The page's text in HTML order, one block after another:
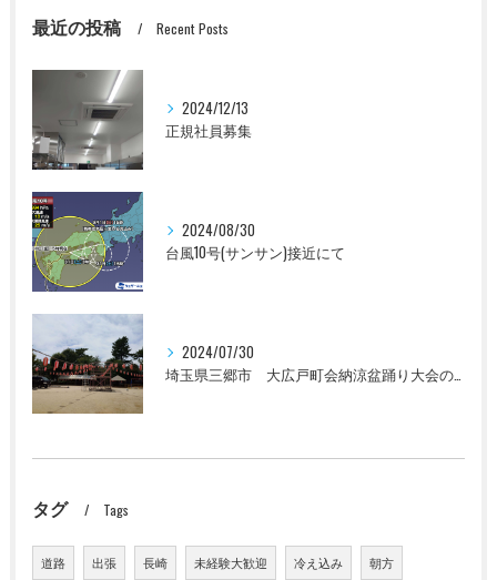
最近の投稿 Recent Posts
2024/12/13
正規社員募集
2024/08/30
台風10号(サンサン)接近にて
2024/07/30
埼玉県三郷市 大広戸町会納涼盆踊り大会のお知らせ 2024
タグ Tags
道路 出張 長崎 未経験大歓迎 冷え込み 朝方